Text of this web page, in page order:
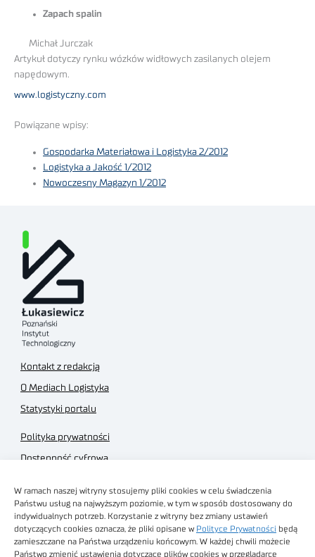
W ramach naszej witryny stosujemy pliki cookies w celu świadczenia
Państwu usług na najwyższym poziomie, w tym w sposób dostosowany do
indywidualnych potrzeb. Korzystanie z witryny bez zmiany ustawień
dotyczących cookies oznacza, że pliki opisane w Polityce Prywatności będą
zamieszczane na Państwa urządzeniu końcowym. W każdej chwili możecie
Państwo zmienić ustawienia dotyczące plików cookies w przeglądarce
Zapach spalin
Michał Jurczak
Artykuł dotyczy rynku wózków widłowych zasilanych olejem
napędowym.
www.logistyczny.com
Powiązane wpisy:
Gospodarka Materiałowa i Logistyka 2/2012
Logistyka a Jakość 1/2012
Nowoczesny Magazyn 1/2012
Kontakt z redakcją
O Mediach Logistyka
Statystyki portalu
Polityka prywatności
Dostępność cyfrowa
Regulamin sklepu